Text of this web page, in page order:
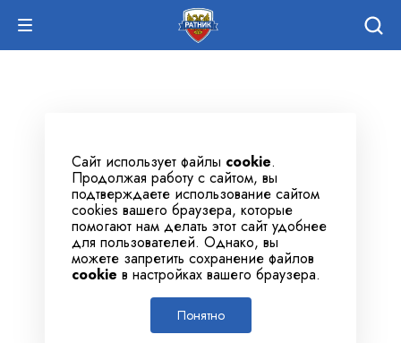
Сайт использует файлы cookie.
Продолжая работу с сайтом, вы
подтверждаете использование сайтом
cookies вашего браузера, которые
помогают нам делать этот сайт удобнее
для пользователей. Однако, вы
можете запретить сохранение файлов
cookie в настройках вашего браузера.
Понятно